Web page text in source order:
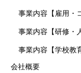
事業内容【雇用・
事業内容【研修・
事業内容【学校教
会社概要